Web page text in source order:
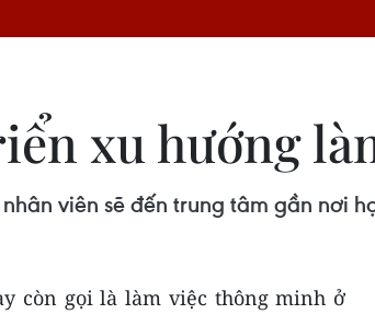
xu hướng
viên sẽ đến trung tâm gần nơi
còn gọi là làm việc thông minh ở